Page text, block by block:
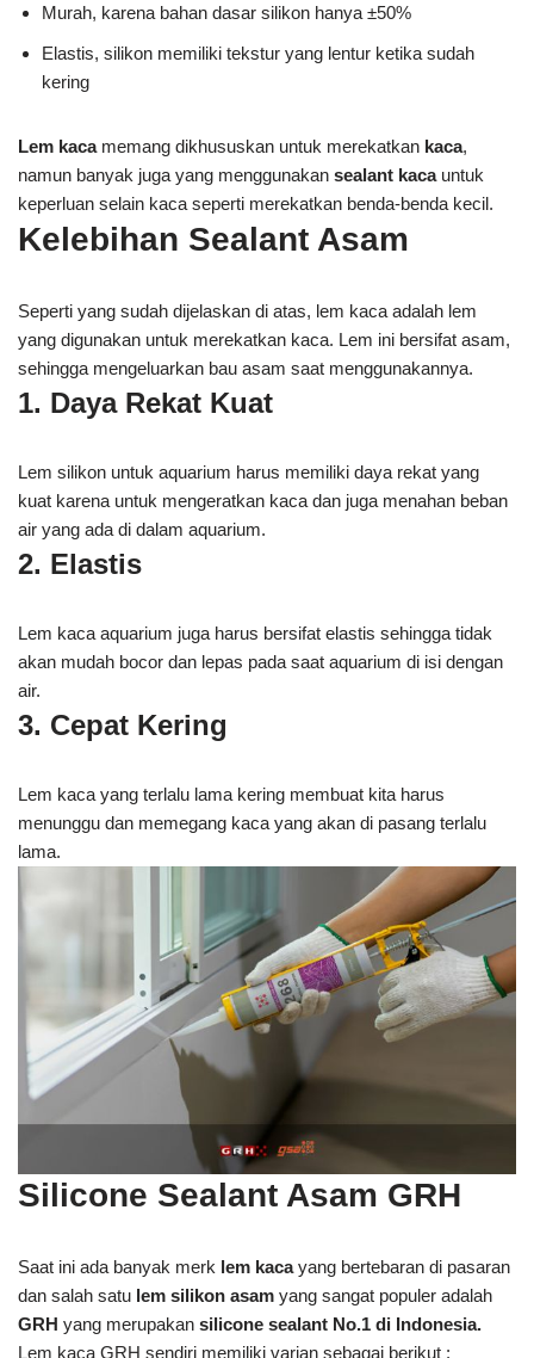
Murah, karena bahan dasar silikon hanya ±50%
Elastis, silikon memiliki tekstur yang lentur ketika sudah
kering
Lem kacamemang dikhususkan untuk merekatkan kaca,
namun banyak juga yang menggunakan sealant kacauntuk
keperluan selain kaca seperti merekatkan benda-benda kecil.
Kelebihan Sealant Asam
Seperti yang sudah dijelaskan di atas, lem kaca adalah lem
yang digunakan untuk merekatkan kaca. Lem ini bersifat asam,
sehingga mengeluarkan bau asam saat menggunakannya.
1. Daya Rekat Kuat
Lem silikon untuk aquarium harus memiliki daya rekat yang
kuat karena untuk mengeratkan kaca dan juga menahan beban
air yang ada di dalam aquarium.
2. Elastis
Lem kaca aquarium juga harus bersifat elastis sehingga tidak
akan mudah bocor dan lepas pada saat aquarium di isi dengan
air.
3. Cepat Kering
Lem kaca yang terlalu lama kering membuat kita harus
menunggu dan memegang kaca yang akan di pasang terlalu
lama.
Silicone Sealant Asam GRH
Saat ini ada banyak merk lem kacayang bertebaran di pasaran
dan salah satu lem silikon asam yang sangat populer adalah
GRH yang merupakan silicone sealant No.1 di Indonesia.
Lem kaca GRH sendiri memiliki varian sebagai berikut :